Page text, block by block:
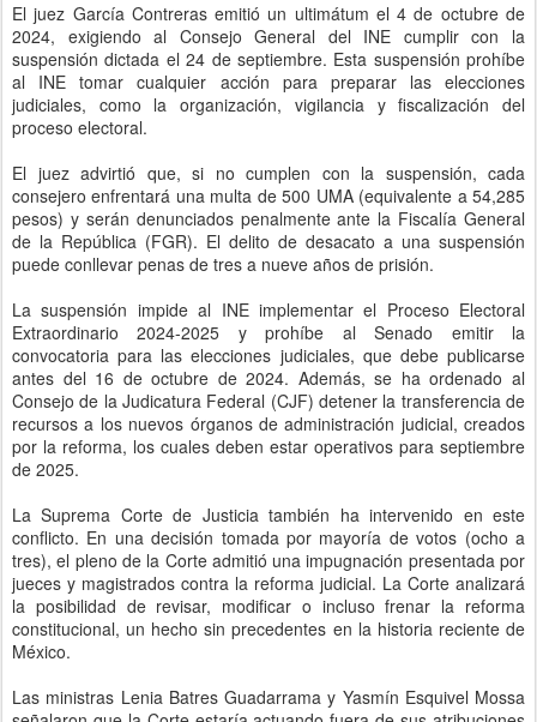
El juez García Contreras emitió un ultimátum el 4 de octubre de
2024, exigiendo al Consejo General del INE cumplir con la
suspensión dictada el 24 de septiembre. Esta suspensión prohíbe
al INE tomar cualquier acción para preparar las elecciones
judiciales, como la organización, vigilancia y fiscalización del
proceso electoral.
El juez advirtió que, si no cumplen con la suspensión, cada
consejero enfrentará una multa de 500 UMA (equivalente a 54,285
pesos) y serán denunciados penalmente ante la Fiscalía General
de la República (FGR). El delito de desacato a una suspensión
puede conllevar penas de tres a nueve años de prisión.
La suspensión impide al INE implementar el Proceso Electoral
Extraordinario 2024-2025 y prohíbe al Senado emitir la
convocatoria para las elecciones judiciales, que debe publicarse
antes del 16 de octubre de 2024. Además, se ha ordenado al
Consejo de la Judicatura Federal (CJF) detener la transferencia de
recursos a los nuevos órganos de administración judicial, creados
por la reforma, los cuales deben estar operativos para septiembre
de 2025.
La Suprema Corte de Justicia también ha intervenido en este
conflicto. En una decisión tomada por mayoría de votos (ocho a
tres), el pleno de la Corte admitió una impugnación presentada por
jueces y magistrados contra la reforma judicial. La Corte analizará
la posibilidad de revisar, modificar o incluso frenar la reforma
constitucional, un hecho sin precedentes en la historia reciente de
México.
Las ministras Lenia Batres Guadarrama y Yasmín Esquivel Mossa